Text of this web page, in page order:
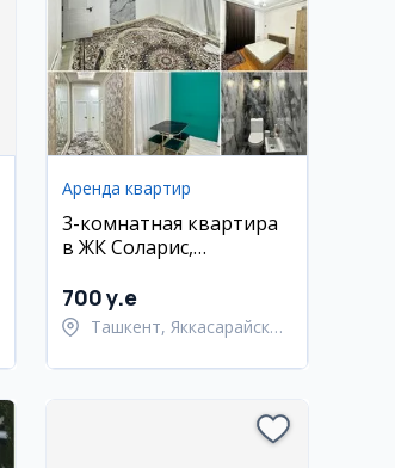
Аренда квартир
3-комнатная квартира
в ЖК Соларис,
700 y.e
Ташкент, Яккасарайский